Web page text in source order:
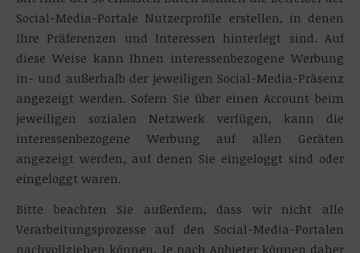
Social-Media-Portale Nutzerprofile erstellen, in denen
Ihre Präferenzen und Interessen hinterlegt sind. Auf
diese Weise kann Ihnen interessenbezogene Werbung
in- und außerhalb der jeweiligen Social-Media-Präsenz
angezeigt werden. Sofern Sie über einen Account beim
jeweiligen sozialen Netzwerk verfügen, kann die
interessenbezogene Werbung auf allen Geräten
angezeigt werden, auf denen Sie eingeloggt sind oder
eingeloggt waren.
Bitte beachten Sie außerdem, dass wir nicht alle
Verarbeitungsprozesse auf den Social-Media-Portalen
nachvollziehen können. Je nach Anbieter können daher